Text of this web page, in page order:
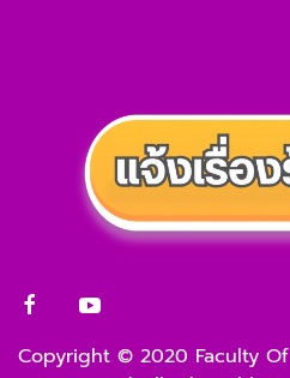
Copyright © 2020 Faculty Of